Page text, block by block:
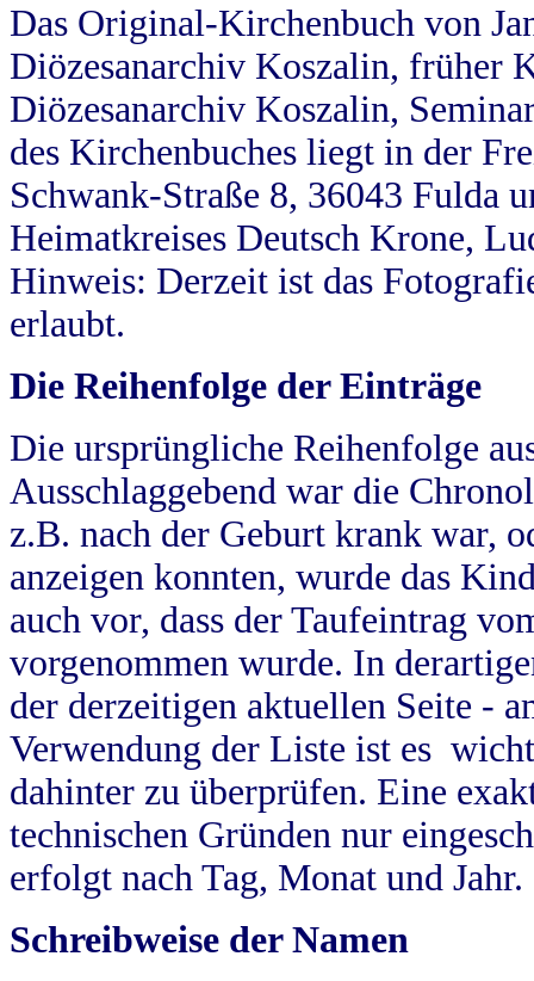
Das Original-Kirchenbuch von
Diözesanarchiv Koszalin, früher
Diözesanarchiv Koszalin,
des Kirchenbuches liegt in der
Schwank-Straße 8, 36043 Fulda
Heimatkreises Deutsch Krone,
Hinweis: Derzeit ist das
erlaubt.
Die Reihenfolge der Einträge
Die ursprüngliche Reihenfolge
Ausschlaggebend war die
z.B. nach der Geburt krank war,
anzeigen konnten, wurde das
auch vor, dass der Taufeintrag
vorgenommen wurde. In
der derzeitigen aktuellen Seite -
Verwendung der Liste ist es
dahinter zu überprüfen. Eine
technischen Gründen nur
erfolgt nach Tag, Monat und Jahr.
Schreibweise der Namen